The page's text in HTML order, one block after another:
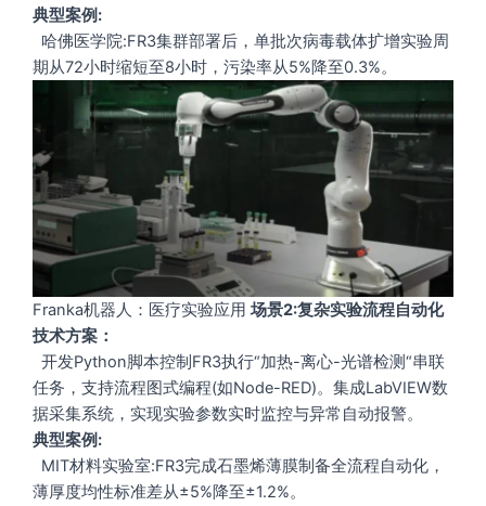
典型案例:
哈佛医学院:FR3集群部署后，单批次病毒载体扩增实验周
期从72小时缩短至8小时，污染率从5%降至0.3%。
Franka机器人：医疗实验应用场景2:复杂实验流程自动化
技术方案：
开发Python脚本控制FR3执行“加热-离心-光谱检测“串联
任务，支持流程图式编程(如Node-RED)。集成LabVIEW数
据采集系统，实现实验参数实时监控与异常自动报警。
典型案例:
MIT材料实验室:FR3完成石墨烯薄膜制备全流程自动化，
薄厚度均性标准差从±5%降至±1.2%。